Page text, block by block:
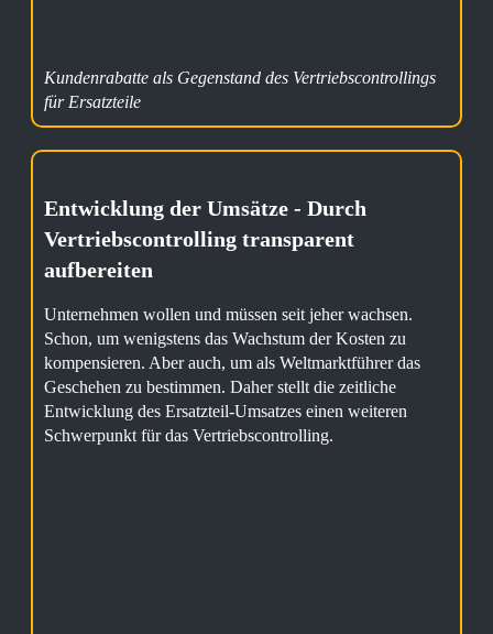
Kundenrabatte als Gegenstand des Vertriebscontrollings
für Ersatzteile
Entwicklung der Umsätze - Durch
Vertriebscontrolling transparent
aufbereiten
Unternehmen wollen und müssen seit jeher wachsen.
Schon, um wenigstens das Wachstum der Kosten zu
kompensieren. Aber auch, um als Weltmarktführer das
Geschehen zu bestimmen. Daher stellt die zeitliche
Entwicklung des Ersatzteil-Umsatzes einen weiteren
Schwerpunkt für das Vertriebscontrolling.